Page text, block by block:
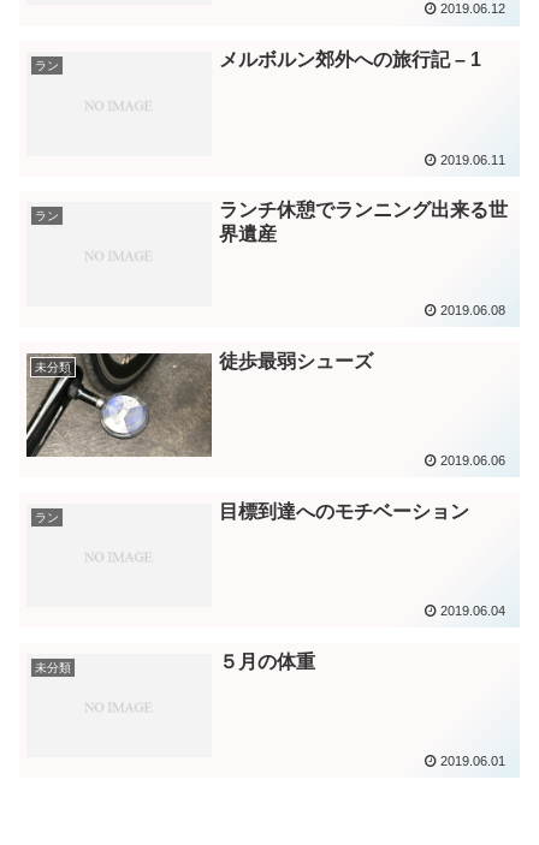
2019.06.12
ラン メルボルン郊外への旅行記 – 1
2019.06.11
ラン
ランチ休憩でランニング出来る世
界遺産
2019.06.08
未分類 徒歩最弱シューズ
2019.06.06
ラン 目標到達へのモチベーション
2019.06.04
未分類 ５月の体重
2019.06.01